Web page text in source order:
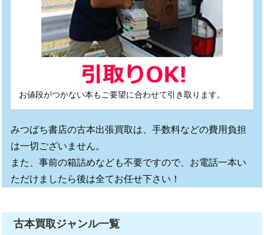
お値段がつかない本もご要望に合わせて引き取ります。
みつばち書店の古本出張買取は、手数料などの費用負担
は一切ございません。
また、事前の箱詰めなども不要ですので、お電話一本い
ただけましたら後は全てお任せ下さい！
古本買取ジャンル一覧